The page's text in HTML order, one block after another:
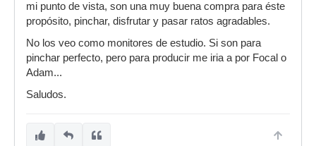
mi punto de vista, son una muy buena compra para éste
propósito, pinchar, disfrutar y pasar ratos agradables.
No los veo como monitores de estudio. Si son para
pinchar perfecto, pero para producir me iria a por Focal o
Adam...
Saludos.